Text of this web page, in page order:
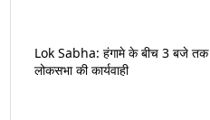
Lok Sabha: हंगामे के बीच 3 बजे तक
लोकसभा की कार्यवाही